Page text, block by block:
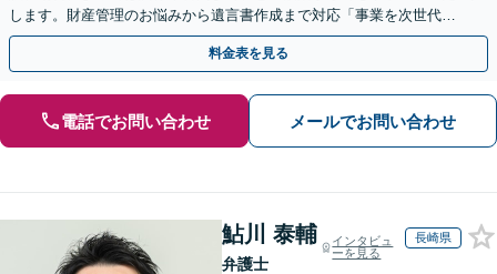
します。財産管理のお悩みから遺言書作成まで対応「事業を次世代に
引き継ぐ安心の事業承継をサポート」【完全個室相談】
料金表を見る
電話でお問い合わせ メールでお問い合わせ
鮎川 泰輔
弁護士
インタビュ
ーを見る
長崎県